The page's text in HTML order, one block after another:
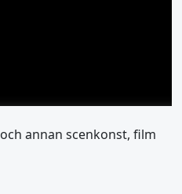
annan scenkonst, film